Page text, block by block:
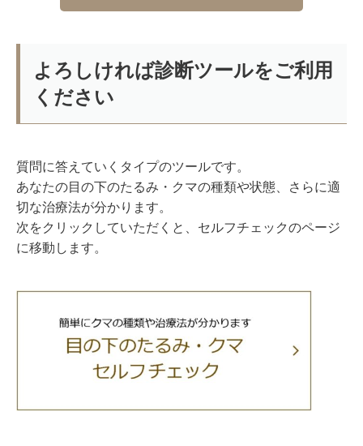
よろしければ診断ツールをご利用
ください
質問に答えていくタイプのツールです。
あなたの目の下のたるみ・クマの種類や状態、さらに適
切な治療法が分かります。
次をクリックしていただくと、セルフチェックのページ
に移動します。